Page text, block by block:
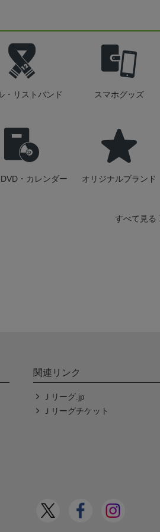
・リストバンド スマホグッズ
・カレンダー オリジナルブランド
すべて見る
関連リンク
Ｊリーグ.jp
Ｊリーグチケット